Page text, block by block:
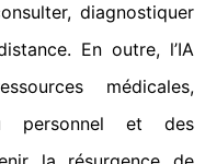
diagnostiquer
En outre, l’IA
médicales,
personnel et des